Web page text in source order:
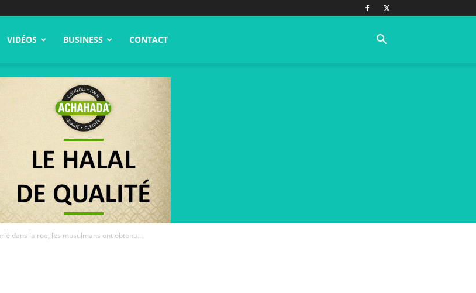
VIDÉOS BUSINESS CONTACT
dans la rue, les musulmans ont obtenu...